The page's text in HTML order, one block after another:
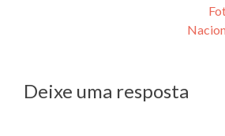
Deixe uma resposta